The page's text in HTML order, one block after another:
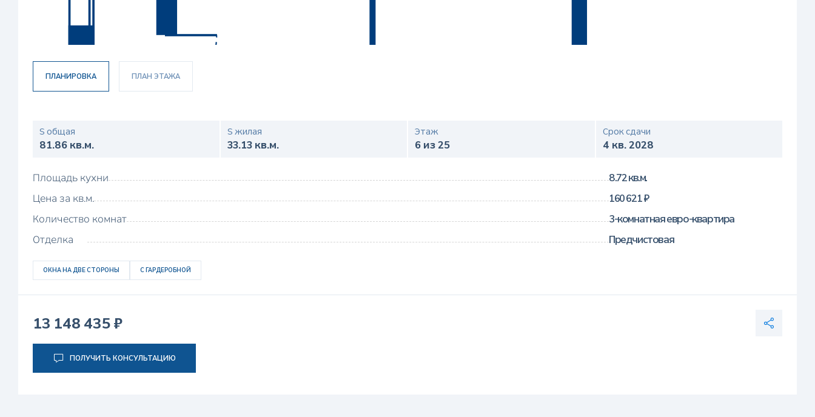
ПЛАНИРОВКА ПЛАН ЭТАЖА
S общая
81.86 кв.м.
S жилая
33.13 кв.м.
Этаж
6 из 25
Срок сдачи
4 кв. 2028
Площадь кухни
8.72 кв.м.
Цена за кв.м.
160 621 ₽
Количество комнат
3-комнатная евро-квартира
Отделка
Предчистовая
ОКНА НА ДВЕ СТОРОНЫ С ГАРДЕРОБНОЙ
13 148 435 ₽
ПОЛУЧИТЬ КОНСУЛЬТАЦИЮ